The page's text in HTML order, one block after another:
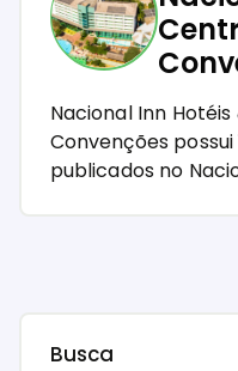
Nacional Inn
Convenções possui
publicados no
Busca